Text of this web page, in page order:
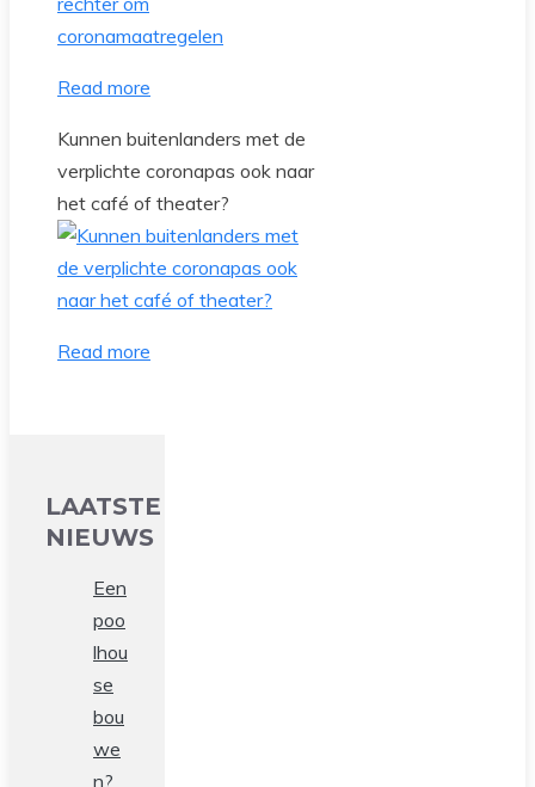
Read more
Kunnen buitenlanders met de
verplichte coronapas ook naar
het café of theater?
Read more
LAATSTE
NIEUWS
Een
poo
lhou
se
bou
we
n?